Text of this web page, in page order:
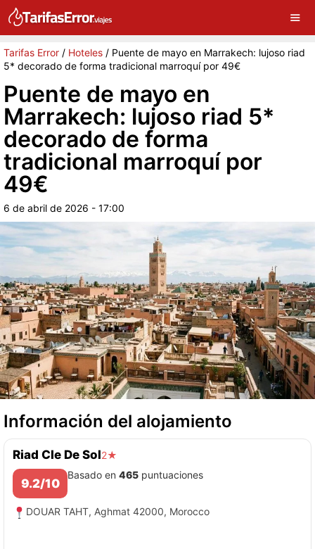
Tarifas Error / Hoteles / Puente de mayo en Marrakech: lujoso riad
5* decorado de forma tradicional marroquí por 49€
Puente de mayo en
Marrakech: lujoso riad 5*
decorado de forma
tradicional marroquí por
49€
6 de abril de 2026 - 17:00
Información del alojamiento
Riad Cle De Sol2★
9.2/10
Basado en 465 puntuaciones
DOUAR TAHT, Aghmat 42000, Morocco
G Sigue a Tarifas Error en Google ×